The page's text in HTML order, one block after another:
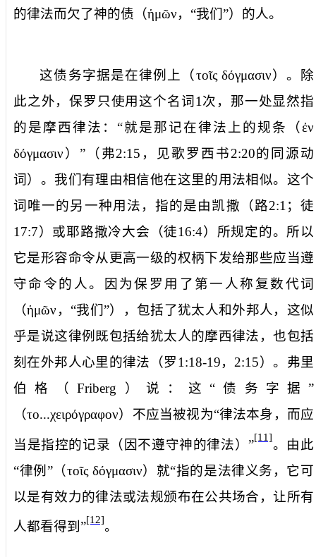
的律法而欠了神的债（ἡμῶν，“我们”）的人。
这债务字据是在律例上 （τοῖς δόγμασιν）。除
此之外，保罗只使用这个名词 1 次，那一处显然指
的是摩西律法：“就是那记在律法上的规条（ἐν
δόγμασιν ）”（弗2:15 ，见歌罗西书2:20的同源动
词）。我们有理由相信他在这里的用法相似。这个
词唯一的另一种用法，指的是由凯撒（路2:1 ；徒
17:7）或耶路撒冷大会（徒16:4）所规定的。所以
它是形容命令从更高一级的权柄下发给那些应当遵
守命令的人。因为保罗用了第一人称复数代词
（ἡμῶν ，“我们”），包括了犹太人和外邦人，这似
乎是说这律例既包括给犹太人的摩西律法，也包括
刻在外邦人心里的律法（罗1:18-19， 2:15）。弗里
伯格（Friberg ）说：这“债务字据”
（το...χειρόγραφον）不应当被视为“律法本身，而应
当是指控的记录（因不遵守神的律法）”[11]。由此
“律例”（τοῖς δόγμασιν）就“指的是法律义务，它可
以是有效力的律法或法规颁布在公共场合，让所有
人都看得到”[12]。